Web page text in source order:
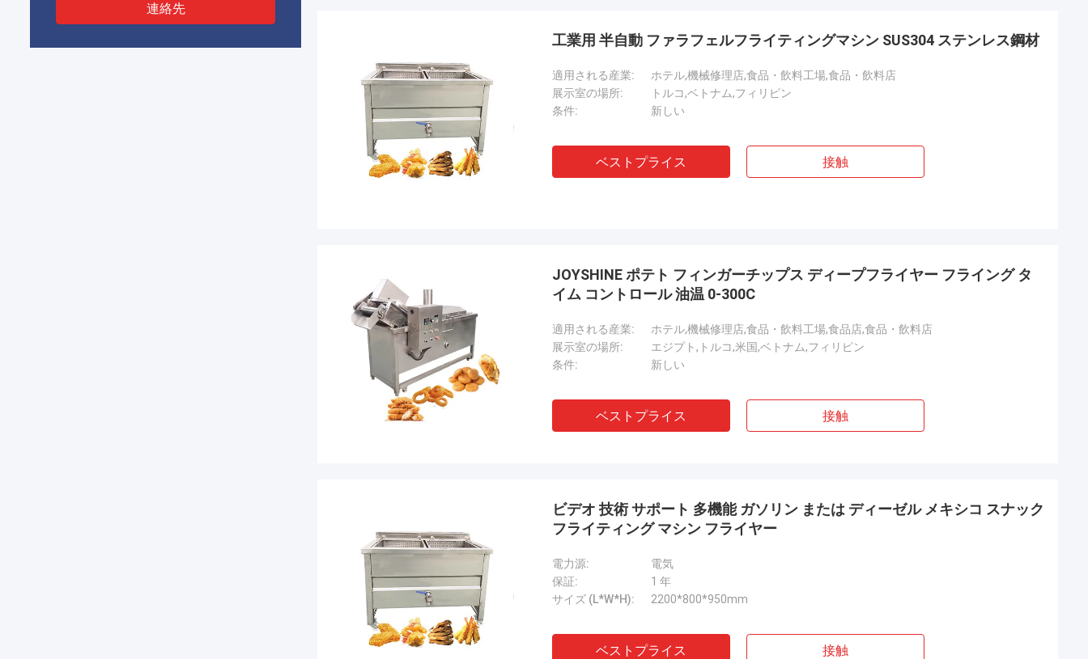
連絡先
工業用 半自動 ファラフェルフライティングマシン SUS304 ステンレス鋼材
適用される産業:
ホテル,機械修理店,食品・飲料工場,食品・飲料店
展示室の場所:
トルコ,ベトナム,フィリピン
条件:
新しい
ベストプライス 接触
JOYSHINE ポテト フィンガーチップス ディープフライヤー フライング タ
イム コントロール 油温 0-300C
適用される産業:
ホテル,機械修理店,食品・飲料工場,食品店,食品・飲料店
展示室の場所:
エジプト,トルコ,米国,ベトナム,フィリピン
条件:
新しい
ベストプライス 接触
ビデオ 技術 サポート 多機能 ガソリン または ディーゼル メキシコ スナック
フライティング マシン フライヤー
電力源:
電気
保証:
1 年
サイズ (L*W*H):
2200*800*950mm
ベストプライス 接触